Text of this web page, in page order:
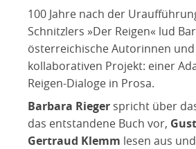
100 Jahre nach der
Schnitzlers »Der Reigen« lud
österreichische Autorinnen
kollaborativen Projekt: einer
Reigen-Dialoge in Prosa.
Barbara Rieger spricht über
das entstandene Buch vor,
Gertraud Klemm lesen aus